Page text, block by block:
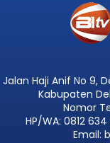
Jalan Haji Anif No 9,
Kabupaten
Nomor
HP/WA: 0812
Email: